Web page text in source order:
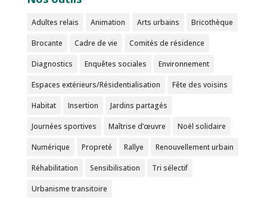
Adultes relais Animation Arts urbains Bricothèque
Brocante Cadre de vie Comités de résidence
Diagnostics Enquêtes sociales Environnement
Espaces extérieurs/Résidentialisation Fête des voisins
Habitat Insertion Jardins partagés
Journées sportives Maîtrise d’œuvre Noël solidaire
Numérique Propreté Rallye Renouvellement urbain
Réhabilitation Sensibilisation Tri sélectif
Urbanisme transitoire